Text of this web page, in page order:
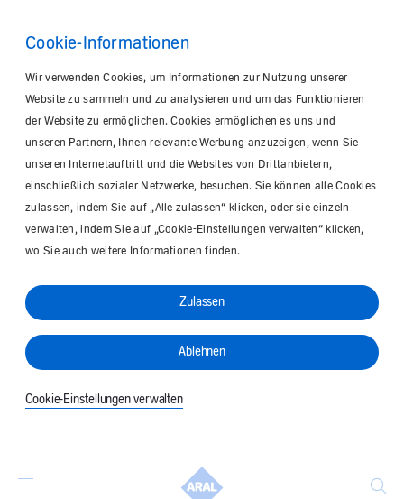
Cookie-Informationen
Wir verwenden Cookies, um Informationen zur Nutzung unserer
Website zu sammeln und zu analysieren und um das Funktionieren
der Website zu ermöglichen. Cookies ermöglichen es uns und
unseren Partnern, Ihnen relevante Werbung anzuzeigen, wenn Sie
unseren Internetauftritt und die Websites von Drittanbietern,
einschließlich sozialer Netzwerke, besuchen. Sie können alle Cookies
zulassen, indem Sie auf „Alle zulassen“ klicken, oder sie einzeln
verwalten, indem Sie auf „Cookie-Einstellungen verwalten“ klicken,
wo Sie auch weitere Informationen finden.
Zulassen
Ablehnen
Cookie-Einstellungen verwalten
Suche